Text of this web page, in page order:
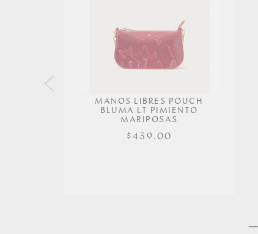
MANOS LIBRES POUCH
BLUMA LT PIMIENTO
MARIPOSAS
$439.00